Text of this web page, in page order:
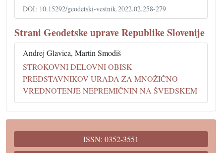
DOI: 10.15292/geodetski-vestnik.2022.02.258-279
Strani Geodetske uprave Republike Slovenije
Andrej Glavica, Martin Smodiš
STROKOVNI DELOVNI OBISK
PREDSTAVNIKOV URADA ZA MNOŽIČNO
VREDNOTENJE NEPREMIČNIN NA ŠVEDSKEM
ISSN: 0352-3551